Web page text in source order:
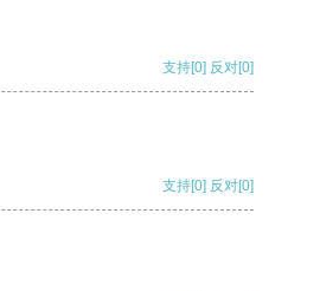
支持[0] 反对[0]
支持[0] 反对[0]